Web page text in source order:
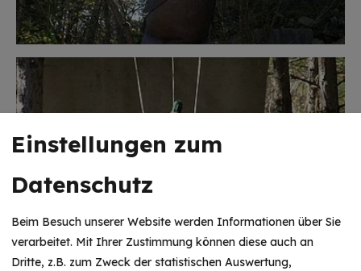
Einstellungen zum
Datenschutz
Beim Besuch unserer Website werden Informationen über Sie
verarbeitet. Mit Ihrer Zustimmung können diese auch an
Dritte, z.B. zum Zweck der statistischen Auswertung,